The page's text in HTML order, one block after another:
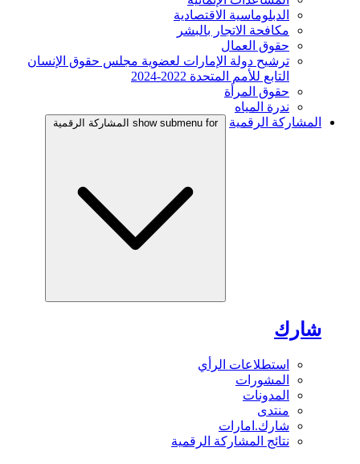
الدبلوماسية الاقتصادية
مكافحة الاتجار بالبشر
حقوق العمال
ترشيح دولة الإمارات لعضوية مجلس حقوق الإنسان
التابع للأمم المتحدة 2022-2024
حقوق المرأة
ندرة المياه
المشاركة الرقمية
show submenu for المشاركة الرقمية
شارك
استطلاعات الرأي
المشورات
المدونات
منتدى
شارك.امارات
نتائج المشاركة الرقمية